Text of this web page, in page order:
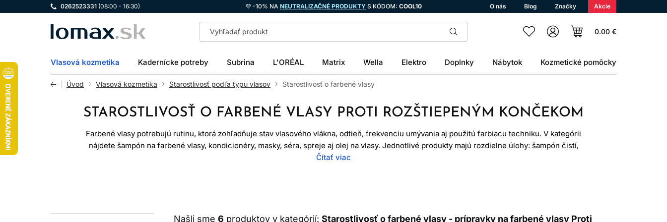
0262523331 (08:00 - 16:30) 💜 -10% NA NEUTRALIZAČNÉ PRODUKTY S KÓDOM: COOL10 O nás Blog Značky Akcie
LOMAX 0.00 €
Vlasová kozmetika Kadernícke potreby Subrina L'ORÉAL Matrix Wella Elektro Doplnky Nábytok Kozmetické pomôcky
Úvod Vlasová kozmetika Starostlivosť podľa typu vlasov Starostlivosť o farbené vlasy
STAROSTLIVOSŤ O FARBENÉ VLASY PROTI ROZŠTIEPENÝM KONČEKOM
Farbené vlasy potrebujú rutinu, ktorá zohľadňuje stav vlasového vlákna, odtieň, frekvenciu umývania aj použitú farbiacu techniku. V kategórii
nájdete šampón na farbené vlasy, kondicionéry, masky, séra, spreje aj olej na vlasy. Jednotlivé produkty majú rozdielne úlohy: šampón čistí,
kondicionér znižuje trenie, maska poskytuje intenzívnejšie kondicionovanie a bezoplachová starostlivosť pomáha s úpravou a ochranou.
ČO SA DEJE PO FARBENÍ
Čítať viac
Našli sme 6 produktov v kategórií: Starostlivosť o farbené vlasy - prípravky na farbené vlasy Proti